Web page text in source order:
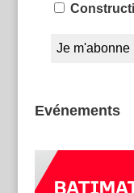
Evénements